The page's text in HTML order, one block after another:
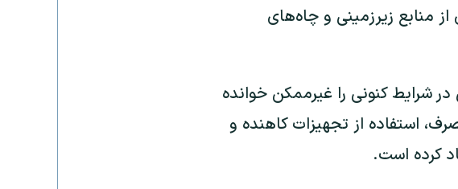
از منابع زیرزمینی و چاه‌های
شرایط کنونی را غیرممکن خوانده
استفاده از تجهیزات کاهنده و
کرده است.